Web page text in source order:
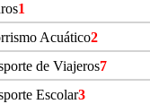
1
Acuático2
de Viajeros7
Escolar3